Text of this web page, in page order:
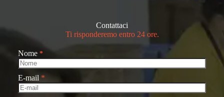
Contattaci
Ti risponderemo entro 24 ore.
Nome *
E-mail *